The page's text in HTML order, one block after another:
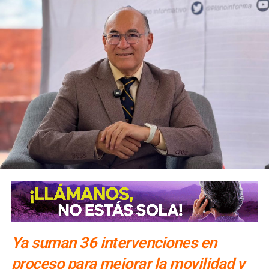
Para la salida del recinto,el flujo vehicular se distribuirá
principalmente hacia Circuito Potosí,
incorporación desde avenida de las Torres. Como salida
secundaria, los automovilistas podrán continuar por esta
misma vialidad para incorporarse a avenida Simón Díaz,
con dirección a avenida de la Constitución y el
fraccionamiento Simón Díaz.
Como parte de la estrategia de movilidad, la avenida
Francisco Martínez de la Vega, en el tramo comprendido
permanecerá cerrada al tránsito vehicular.El primer
tramo, de avenida de las Torres al callejón peatonal
América del Sur,
Ya suman 36 intervenciones en
proceso para mejorar la movilidad y